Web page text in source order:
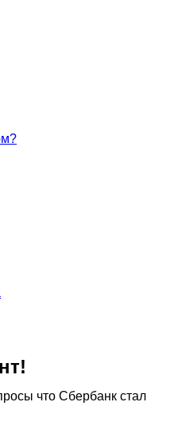
что Сбербанк стал